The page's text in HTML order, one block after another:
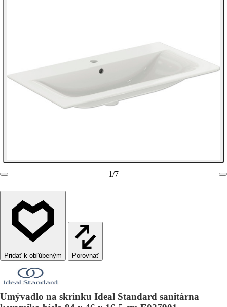
1/7
Porovnať
Umývadlo na skrinku Ideal Standard sanitárna